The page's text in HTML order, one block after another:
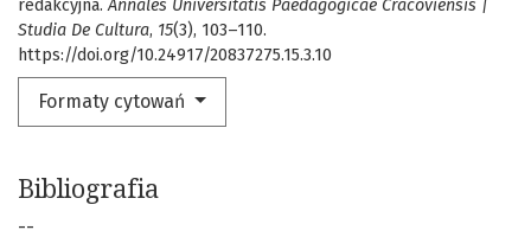
redakcyjna.Annales Universitatis Paedagogicae Cracoviensis |
Studia De Cultura, 15(3), 103–110.
https://doi.org/10.24917/20837275.15.3.10
Formaty cytowań
Bibliografia
--